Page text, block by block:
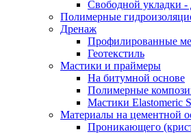
Свободной укладки -
Полимерные
Дренаж
Профилированные
Геотекстиль
Мастики и праймеры
На битумной основе
Полимерные
Мастики Elastomeric
Материалы на цементной
Проникающего